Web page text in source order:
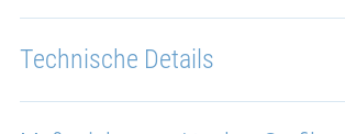
Technische Details